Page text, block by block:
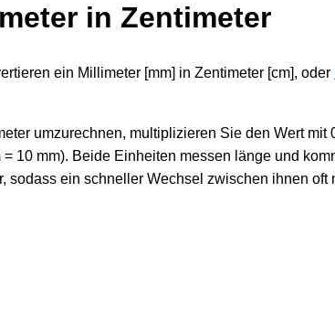
in Zentimeter
ein Millimeter [mm] in Zentimeter [cm], oder
umzurechnen, multiplizieren Sie den Wert mit
10 mm). Beide Einheiten messen länge und
sodass ein schneller Wechsel zwischen ihnen oft